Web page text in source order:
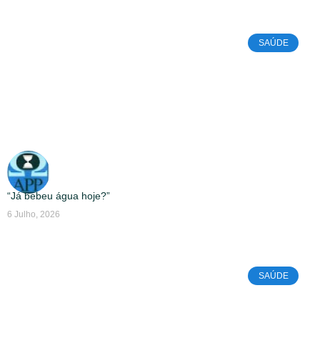
SAÚDE
“Já bebeu água hoje?”
6 Julho, 2026
SAÚDE